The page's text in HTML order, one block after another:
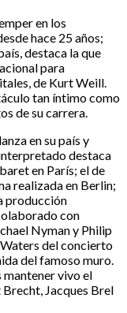
en los
hace 25 años;
destaca la que
para
de Kurt Weill.
tan íntimo como
de su carrera.
en su país y
destaca
en París; el de
realizada en Berlin;
producción
con
Nyman y Philip
del concierto
del famoso muro.
mantener vivo el
Jacques Brel